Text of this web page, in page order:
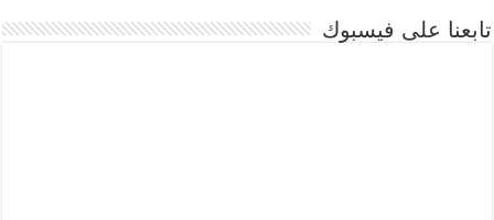
تابعنا على فيسبوك